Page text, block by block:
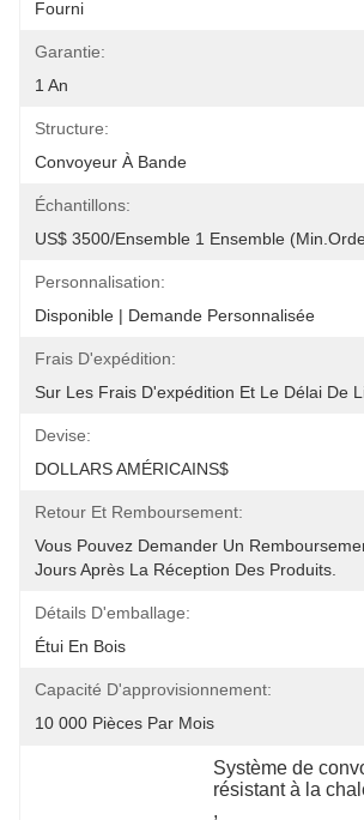
Fourni
Garantie:
1 An
Structure:
Convoyeur À Bande
Échantillons:
US$ 3500/ensemble 1 Ensemble
Personnalisation:
Disponible | Demande Personnalisée
Frais D'expédition:
Sur Les Frais D'expédition Et Le Délai De
Devise:
DOLLARS AMÉRICAINS$
Retour Et Remboursement:
Vous Pouvez Demander Un
Jours Après La Réception Des Produits.
Détails D'emballage:
Étui En Bois
Capacité D'approvisionnement:
10 000 Pièces Par Mois
Système de
résistant à la
,